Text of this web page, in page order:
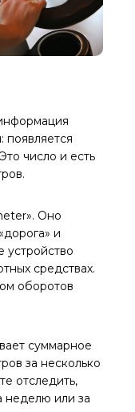
появляется
число и есть
Оно
и
устройство
средствах.
оборотов
суммарное
за несколько
отследить,
неделю или за